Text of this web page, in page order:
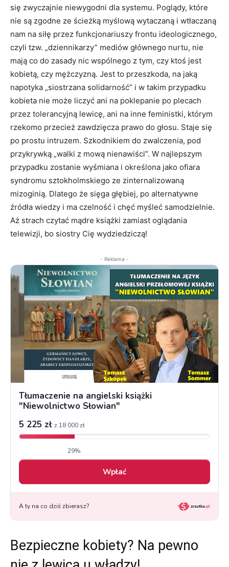
się zwyczajnie niewygodni dla systemu. Poglądy, które
nie są zgodne ze ścieżką myślową wytaczaną i wtłaczaną
nam na siłę przez funkcjonariuszy frontu ideologicznego,
czyli tzw. „dziennikarzy” mediów głównego nurtu, nie
mają co do zasady nic wspólnego z tym, czy ktoś jest
kobietą, czy mężczyzną. Jest to przeszkoda, na jaką
napotyka „siostrzana solidarność” i w takim przypadku
kobieta nie może liczyć ani na poklepanie po plecach
przez tolerancyjną lewicę, ani na inne feministki, którym
rzekomo przecież zawdzięcza prawo do głosu. Staje się
po prostu intruzem. Szkodnikiem do zwalczenia, pod
przykrywką „walki z mową nienawiści”. W najlepszym
przypadku zostanie wyśmiana i określona jako ofiara
syndromu sztokholmskiego ze zinternalizowaną
mizoginią. Dlatego że sięga głębiej, po alternatywne
źródła wiedzy i ma czelność i chęć myśleć samodzielnie.
Aż strach czytać mądre książki zamiast oglądania
telewizji, bo siostry Cię wydziedziczą!
- Reklama -
Bezpieczne kobiety? Na pewno